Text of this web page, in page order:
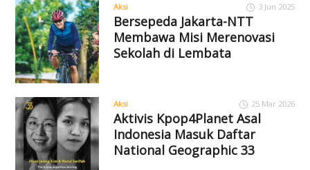
Aksi 3 Jun 2025
Bersepeda Jakarta-NTT
Membawa Misi Merenovasi
Sekolah di Lembata
Aksi 25 Mar 2026
Aktivis Kpop4Planet Asal
Indonesia Masuk Daftar
National Geographic 33